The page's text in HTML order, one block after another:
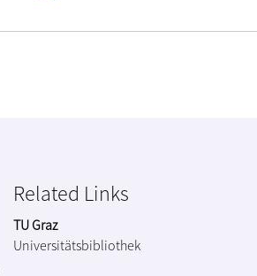
Related Links
TU Graz
Universitätsbibliothek